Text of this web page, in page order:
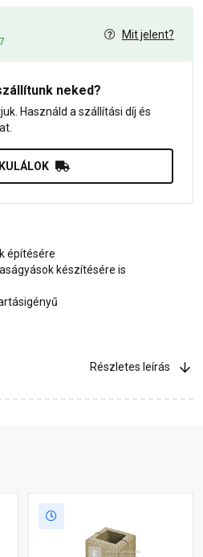
Mit jelent?
neked?
Használd a szállítási díj és
építésére
készítésére is
Részletes leírás